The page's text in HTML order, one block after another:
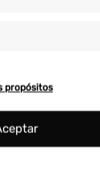
propósitos